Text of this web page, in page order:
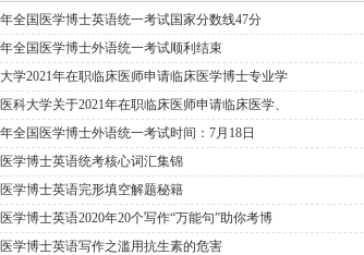
全国医学博士英语统一考试国家分数线47分
全国医学博士外语统一考试顺利结束
学2021年在职临床医师申请临床医学博士专业学
科大学关于2021年在职临床医师申请临床医学、
全国医学博士外语统一考试时间：7月18日
学博士英语统考核心词汇集锦
学博士英语完形填空解题秘籍
学博士英语2020年20个写作“万能句”助你考博
学博士英语写作之滥用抗生素的危害